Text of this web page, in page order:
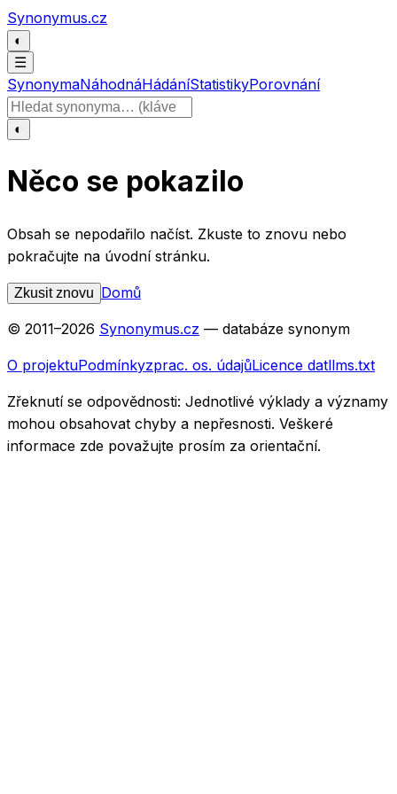
Přeskočit na obsah
Synonymus.cz
◐
☰
SynonymaNáhodnáHádáníStatistikyPorovnání
Hledat slovo
◐
Něco se pokazilo
Obsah se nepodařilo načíst. Zkuste to znovu nebo
pokračujte na úvodní stránku.
Zkusit znovu Domů
© 2011–2026 Synonymus.cz — databáze synonym
O projektuPodmínkyzprac. os. údajůLicence datllms.txt
Zřeknutí se odpovědnosti: Jednotlivé výklady a významy
mohou obsahovat chyby a nepřesnosti. Veškeré
informace zde považujte prosím za orientační.